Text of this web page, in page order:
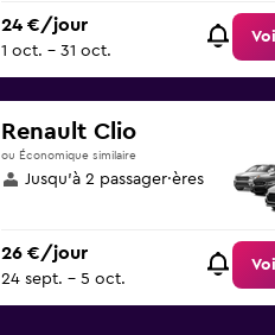
24 €/jour
1 oct. - 31 oct.
Renault Clio
ou Économique similaire
Jusqu’à 2 passager·ères
26 €/jour
24 sept. - 5 oct.